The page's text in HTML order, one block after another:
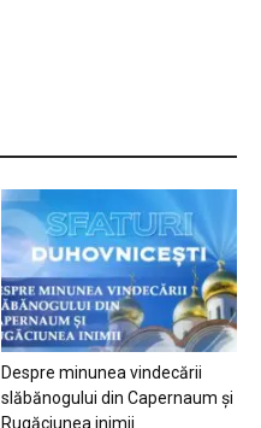
Despre minunea vindecării
slăbănogului din Capernaum și
Rugăciunea inimii